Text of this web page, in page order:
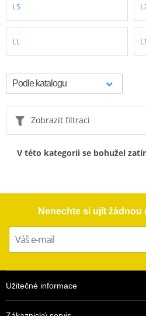
LS
LL
Zobrazit filtraci
V této kategorii se bohužel
Nenechte si ujít
Užitečné informace